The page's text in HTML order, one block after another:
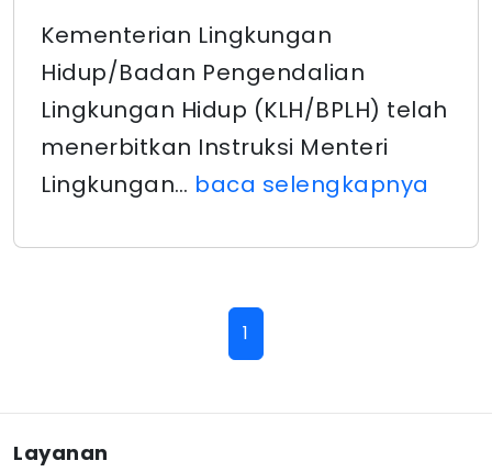
Kementerian Lingkungan
Hidup/Badan Pengendalian
Lingkungan Hidup (KLH/BPLH) telah
menerbitkan Instruksi Menteri
Lingkungan… baca selengkapnya
1
Layanan